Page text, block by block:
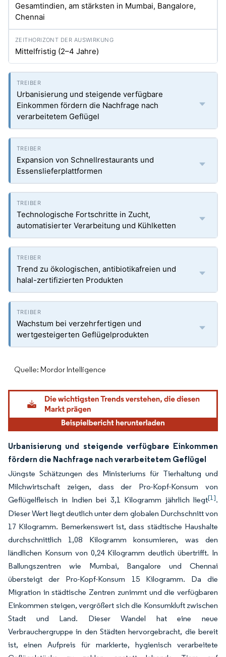
Gesamtindien, am stärksten in Mumbai, Bangalore,
Chennai
Mittelfristig (2–4 Jahre)
Urbanisierung und steigende verfügbare
Einkommen fördern die Nachfrage nach
verarbeitetem Geflügel
Expansion von Schnellrestaurants und
Essenslieferplattformen
Technologische Fortschritte in Zucht,
automatisierter Verarbeitung und Kühlketten
Trend zu ökologischen, antibiotikafreien und
halal-zertifizierten Produkten
Wachstum bei verzehrfertigen und
wertgesteigerten Geflügelprodukten
Quelle: Mordor Intelligence
Urbanisierung und steigende verfügbare Einkommen
fördern die Nachfrage nach verarbeitetem Geflügel
Jüngste Schätzungen des Ministeriums für Tierhaltung und
Milchwirtschaft zeigen, dass der Pro-Kopf-Konsum von
Geflügelfleisch in Indien bei 3,1 Kilogramm jährlich liegt[1].
Dieser Wert liegt deutlich unter dem globalen Durchschnitt von
17 Kilogramm. Bemerkenswert ist, dass städtische Haushalte
durchschnittlich 1,08 Kilogramm konsumieren, was den
ländlichen Konsum von 0,24 Kilogramm deutlich übertrifft. In
Ballungszentren wie Mumbai, Bangalore und Chennai
übersteigt der Pro-Kopf-Konsum 15 Kilogramm. Da die
Migration in städtische Zentren zunimmt und die verfügbaren
Einkommen steigen, vergrößert sich die Konsumkluft zwischen
Stadt und Land. Dieser Wandel hat eine neue
Verbrauchergruppe in den Städten hervorgebracht, die bereit
ist, einen Aufpreis für markierte, hygienisch verarbeitete